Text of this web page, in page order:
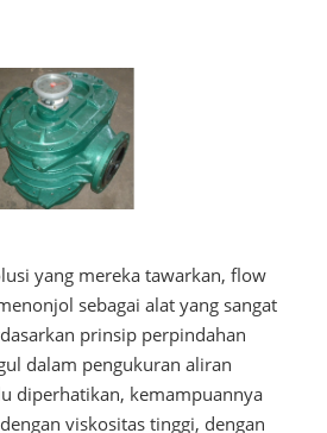
yang mereka tawarkan, flow
sebagai alat yang sangat
prinsip perpindahan
dalam pengukuran aliran
diperhatikan, kemampuannya
viskositas tinggi, dengan